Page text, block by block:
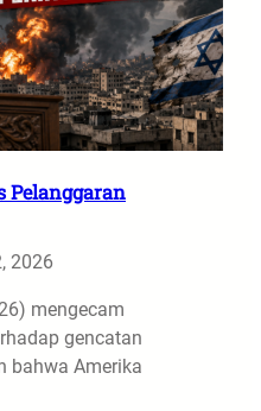
Pelanggaran
2026
mengecam
gencatan
bahwa Amerika